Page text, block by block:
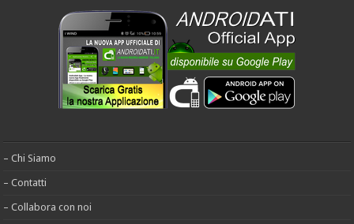
– Chi Siamo
– Contatti
– Collabora con noi